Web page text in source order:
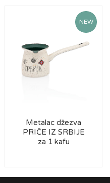
NEW
Metalac džezva
PRIČE IZ SRBIJE
za 1 kafu